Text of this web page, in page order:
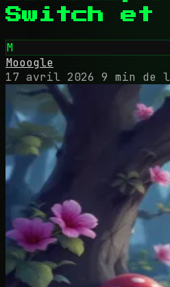
Switch et
M
Mooogle
17 avril 2026 9 min de